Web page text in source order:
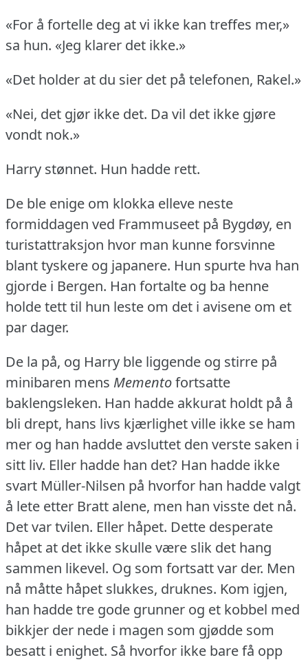
«For å fortelle deg at vi ikke kan treffes mer,»
sa hun. «Jeg klarer det ikke.»
«Det holder at du sier det på telefonen, Rakel.»
«Nei, det gjør ikke det. Da vil det ikke gjøre
vondt nok.»
Harry stønnet. Hun hadde rett.
De ble enige om klokka elleve neste
formiddagen ved Frammuseet på Bygdøy, en
turistattraksjon hvor man kunne forsvinne
blant tyskere og japanere. Hun spurte hva han
gjorde i Bergen. Han fortalte og ba henne
holde tett til hun leste om det i avisene om et
par dager.
De la på, og Harry ble liggende og stirre på
minibaren mens Mementofortsatte
baklengsleken. Han hadde akkurat holdt på å
bli drept, hans livs kjærlighet ville ikke se ham
mer og han hadde avsluttet den verste saken i
sitt liv. Eller hadde han det? Han hadde ikke
svart Müller-Nilsen på hvorfor han hadde valgt
å lete etter Bratt alene, men han visste det nå.
Det var tvilen. Eller håpet. Dette desperate
håpet at det ikke skulle være slik det hang
sammen likevel. Og som fortsatt var der. Men
nå måtte håpet slukkes, druknes. Kom igjen,
han hadde tre gode grunner og et kobbel med
bikkjer der nede i magen som gjødde som
besatt i enighet. Så hvorfor ikke bare få opp